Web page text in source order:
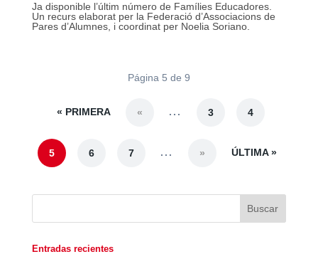
Ja disponible l’últim número de Famílies Educadores.
Un recurs elaborat per la Federació d’Associacions de
Pares d’Alumnes, i coordinat per Noelia Soriano.
Página 5 de 9
« PRIMERA « ... 3 4
5 6 7 ... » ÚLTIMA »
Entradas recientes